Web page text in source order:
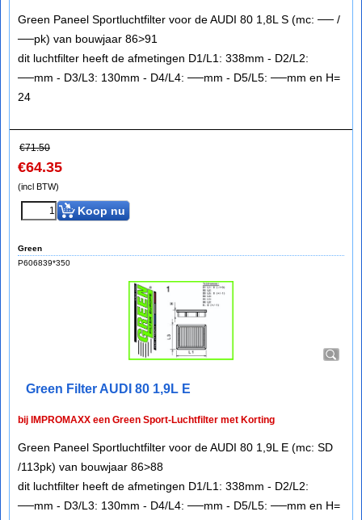
Green Paneel Sportluchtfilter voor de AUDI 80 1,8L S (mc: ── /
──pk) van bouwjaar 86>91
dit luchtfilter heeft de afmetingen D1/L1: 338mm - D2/L2:
──mm - D3/L3: 130mm - D4/L4: ──mm - D5/L5: ──mm en H=
24
€71.50
€64.35
(incl BTW)
Koop nu
Green
P606839*350
Green Filter AUDI 80 1,9L E
bij IMPROMAXX een Green Sport-Luchtfilter met Korting
Green Paneel Sportluchtfilter voor de AUDI 80 1,9L E (mc: SD
/113pk) van bouwjaar 86>88
dit luchtfilter heeft de afmetingen D1/L1: 338mm - D2/L2:
──mm - D3/L3: 130mm - D4/L4: ──mm - D5/L5: ──mm en H=